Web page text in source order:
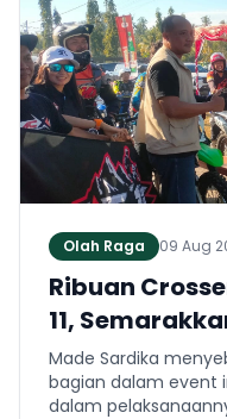
Olah Raga 09 Aug
Ribuan
11,
ke-131
Made Sardika
bagian dalam event
dalam